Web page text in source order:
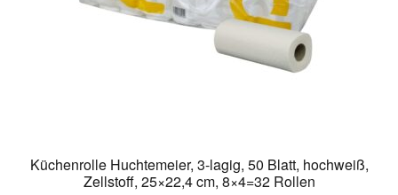
Küchenrolle Huchtemeier, 3-lagig, 50 Blatt, hochweiß,
Zellstoff, 25×22,4 cm, 8×4=32 Rollen